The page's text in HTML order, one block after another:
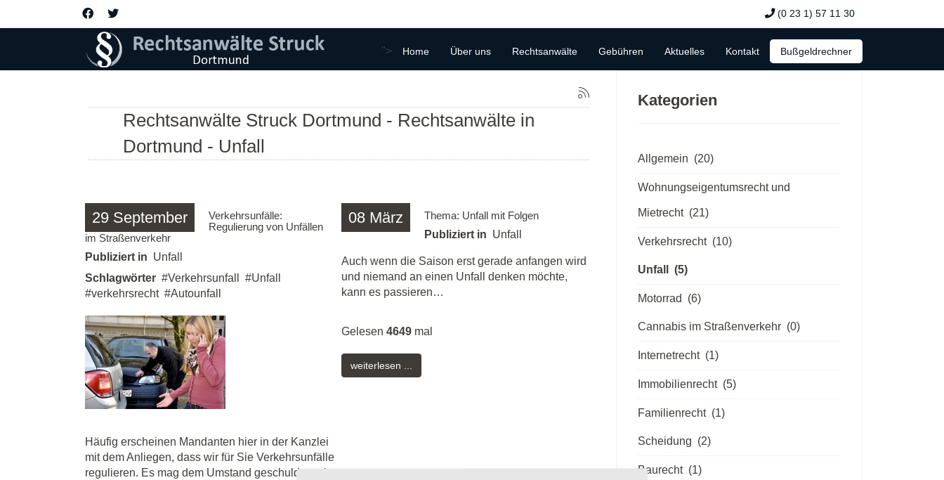
(0 23 1) 57 11 30
"> Home Über uns Rechtsanwälte Gebühren Aktuelles Kontakt Bußgeldrechner
Rechtsanwälte Struck Dortmund - Rechtsanwälte in
Dortmund - Unfall
29 September
Verkehrsunfälle:
Regulierung von Unfällen
im Straßenverkehr
Publiziert in Unfall
Schlagwörter
Verkehrsunfall
Unfall
verkehrsrecht
Autounfall
Häufig erscheinen Mandanten hier in der Kanzlei
mit dem Anliegen, dass wir für Sie Verkehrsunfälle
regulieren. Es mag dem Umstand geschuldet sein,
08 März
Thema: Unfall mit Folgen
Publiziert in Unfall
Auch wenn die Saison erst gerade anfangen wird
und niemand an einen Unfall denken möchte,
kann es passieren…
Gelesen 4649 mal
weiterlesen ...
Kategorien
Allgemein (20)
Wohnungseigentumsrecht und
Mietrecht (21)
Verkehrsrecht (10)
Unfall (5)
Motorrad (6)
Cannabis im Straßenverkehr (0)
Internetrecht (1)
Immobilienrecht (5)
Familienrecht (1)
Scheidung (2)
Baurecht (1)